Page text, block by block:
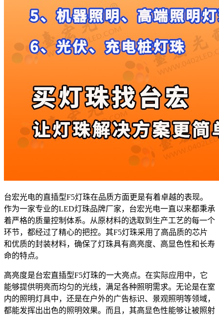
台宏光电的直插型F5灯珠在品质方面更是有着卓越的表现。
作为一家专业的LED灯珠品牌厂家，台宏光电一直以来都秉承
着严格的质量控制体系。从原材料的选取到生产工艺的每一个
环节，都经过了精心的把控。其F5灯珠采用了高品质的芯片
和优质的封装材料，确保了灯珠具有高亮度、高显色性和长寿
命的特点。
高亮度是台宏直插型F5灯珠的一大亮点。在实际应用中，它
能够提供明亮而均匀的光线，满足各种照明需求。无论是在室
内的照明灯具中，还是在户外的广告标识、景观照明等领域，
都能发挥出出色的照明效果。而且，其高显色性能够让被照射